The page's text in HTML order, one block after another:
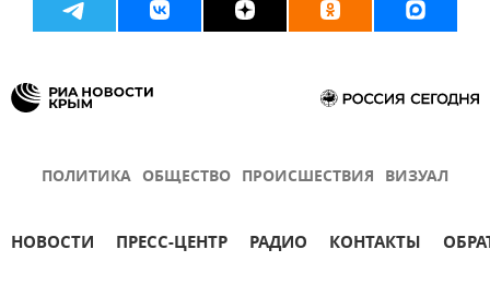
ПОЛИТИКА ОБЩЕСТВО ПРОИСШЕСТВИЯ ВИЗУАЛ
НОВОСТИ ПРЕСС-ЦЕНТР РАДИО КОНТАКТЫ